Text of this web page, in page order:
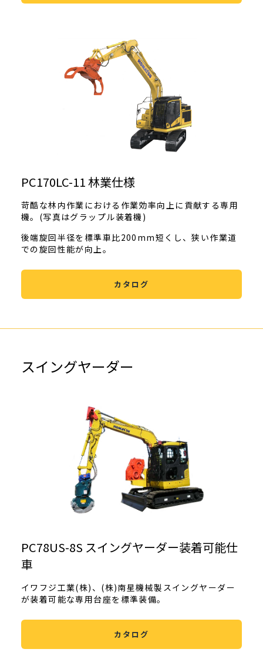
PC170LC-11 林業仕様
苛酷な林内作業における作業効率向上に貢献する専用
機。(写真はグラップル装着機)
後端旋回半径を標準車比200mm短くし、狭い作業道
での旋回性能が向上。
カタログ
スイングヤーダー
PC78US-8S スイングヤーダー装着可能仕
車
イワフジ工業(株)、(株)南星機械製スイングヤーダー
が装着可能な専用台座を標準装備。
カタログ